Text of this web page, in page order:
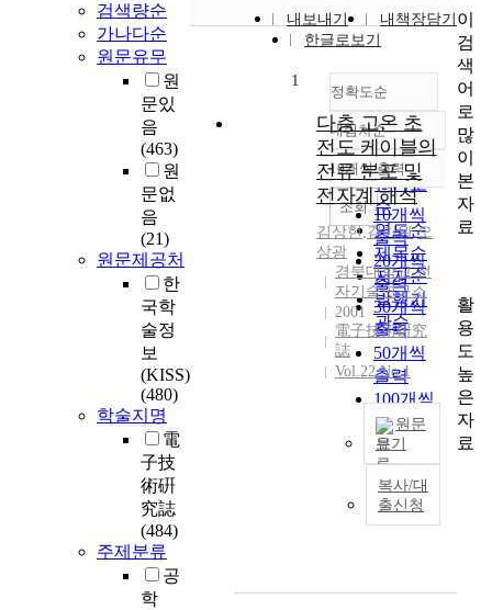
검색량순
가나다순
원문유무
원
문있
음
(463)
원
문없
음
(21)
원문제공처
한
국학
술정
보
(KISS)
(480)
학술지명
電
子技
術硏
究誌
(484)
주제분류
공
학
내보내기
내책장담기
한글로보기
정확도순
정확도
순
인기도
순
연도순
제목순
저자순
발행기
관순
내림차순
내림차순
10개씩 출력
10개씩
출력
20개씩
출력
30개씩
출력
50개씩
출력
100개씩
출력
조회
1
다층 고온 초
전도 케이블의
전류 분포 및
전자계 해석
김상현,김기완,오
상광
경북대학교 전
자기술연구소
2001
電子技術硏究
誌
Vol.22 No.1
원문
보기
복사/대
출신청
이
검
색
어
로
많
이
본
자
료
활
용
도
높
은
자
료